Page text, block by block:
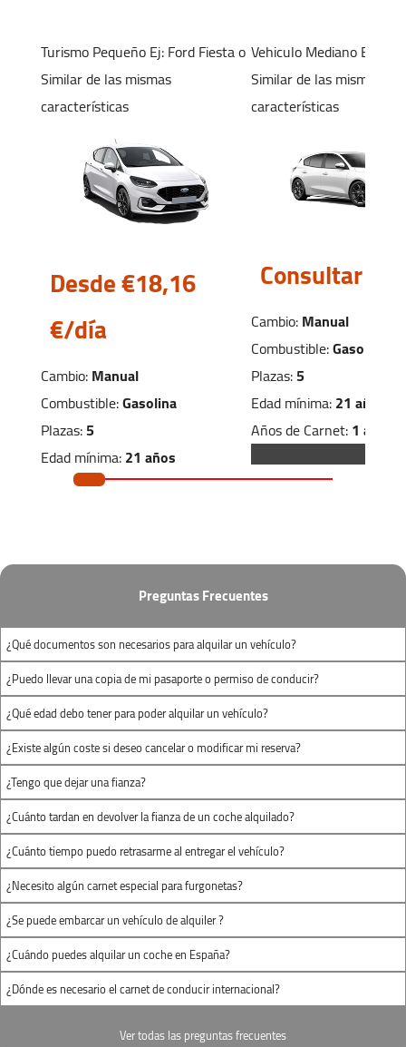
Domingo:Cerrado
Sevilla Cartuja
C.C TORRE SEVILLA CAMINO
DESCUBRIMIENTOS, S N
+34 652 952 388
sevillaC@autofurgo.com
Ver Mapa
Horario:
Lunes-Viernes:08:00 - 19:00
Sábado:
Pol.Ind. La Negrilla
Pol. Ind. La Negrilla. C/Tipografía nº 16
(Nave 3)
Sevilla Este, Sevilla 41016
+34 652 952 388
sevillaE@autofurgo.com
Ver Mapa
Horario:
Lunes-Viernes:08:00 - 18:00
Sábado:09:00 - 13:00
Domingo:09:00 - 13:00
Turismo PequeñoEj: Ford Fiestao
Similar de las mismas
características
Desde €18,16
€/día
Cambio:Manual
Combustible:Gasolina
Plazas:5
Edad mínima:21 años
Años de Carnet:1 año
2 maletas pequeñas
Vehiculo MedianoEj:
Similar de las mismas
características
Consultar
Cambio:Manual
Combustible:Gasolina
Plazas:5
Edad mínima:21 años
Años de Carnet:1 año
Preguntas Frecuentes
¿Qué documentos son necesarios para alquilar un vehículo?
¿Puedo llevar una copia de mi pasaporte o permiso de conducir?
¿Qué edad debo tener para poder alquilar un vehículo?
¿Existe algún coste si deseo cancelar o modificar mi reserva?
¿Tengo que dejar una fianza?
¿Cuánto tardan en devolver la fianza de un coche alquilado?
¿Cuánto tiempo puedo retrasarme al entregar el vehículo?
¿Necesito algún carnet especial para furgonetas?
¿Se puede embarcar un vehículo de alquiler ?
¿Cuándo puedes alquilar un coche en España?
¿Dónde es necesario el carnet de conducir internacional?
Ver todas las preguntas frecuentes